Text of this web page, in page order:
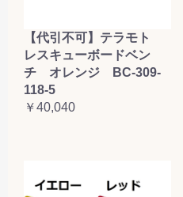
【代引不可】テラモト
レスキューボードベン
チ オレンジ BC-309-
118-5
￥40,040